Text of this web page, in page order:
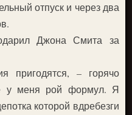
отпуск и через два
Джона Смита за
пригодятся, – горячо
у меня рой формул. Я
которой вдребезги